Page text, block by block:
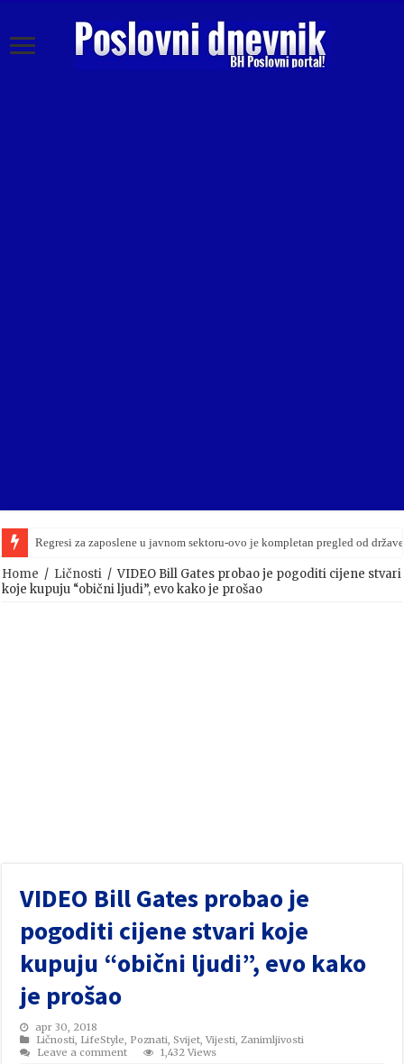
Regresi za zaposlene u javnom sektoru-ovo je kompletan pregled od
Bingo nastavlja dominaciju: Prihodi premašili 2,3 milijarde KM
Home / Ličnosti / VIDEO Bill Gates probao je pogoditi cijene stvari
koje kupuju “obični ljudi”, evo kako je prošao
VIDEO Bill Gates probao je
pogoditi cijene stvari koje
kupuju “obični ljudi”, evo kako
je prošao
apr 30, 2018
Ličnosti, LifeStyle, Poznati,Svijet,Vijesti,Zanimljivosti
Leave a comment
1,432 Views